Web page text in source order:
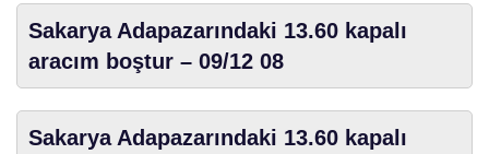
Sakarya Adapazarındaki 13.60 kapalı
aracım boştur – 09/12 08
Sakarya Adapazarındaki 13.60 kapalı